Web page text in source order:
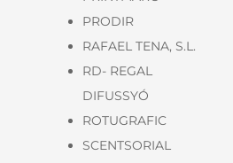
PRODIR
RAFAEL TENA, S.L.
RD- REGAL
DIFUSSYÓ
ROTUGRAFIC
SCENTSORIAL